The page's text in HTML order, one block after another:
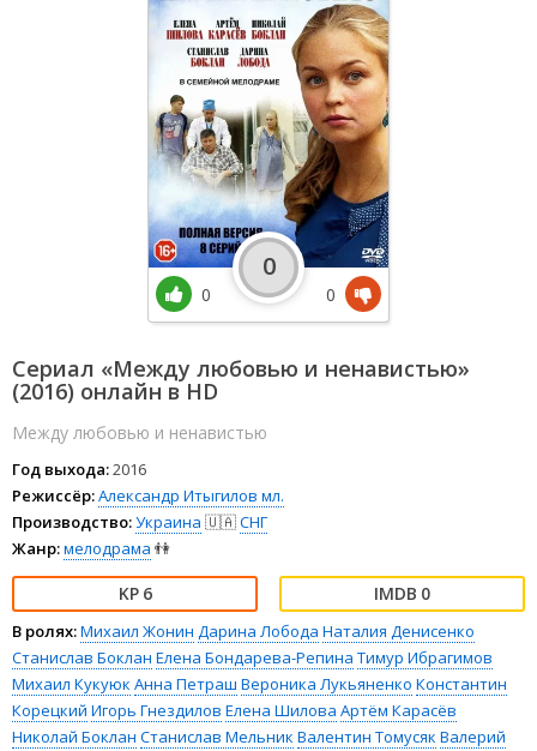
Сериал «Между любовью и ненавистью»
(2016) онлайн в HD
Между любовью и ненавистью
Год выхода:2016
Режиссёр:Александр Итыгилов мл.
Производство:Украина 🇺🇦СНГ
Жанр:мелодрама 👫
6 0
В ролях:Михаил Жонин Дарина Лобода Наталия Денисенко
Станислав Боклан Елена Бондарева-Репина Тимур Ибрагимов
Михаил Кукуюк Анна Петраш Вероника Лукьяненко Константин
Корецкий Игорь Гнездилов Елена Шилова Артём Карасёв
Николай Боклан Станислав Мельник Валентин Томусяк Валерий
0
0
0